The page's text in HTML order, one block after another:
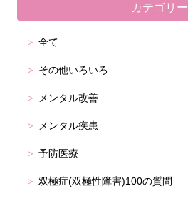
カテゴリー
全て
その他いろいろ
メンタル改善
メンタル疾患
予防医療
双極症(双極性障害)100の質問